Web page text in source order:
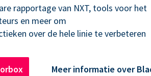
rapportage van NXT, tools voor het
en meer om
over de hele linie te verbeteren
Meer informatie over